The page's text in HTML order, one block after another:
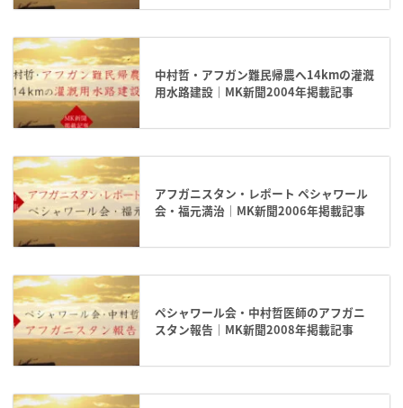
中村哲・アフガン難民帰農へ14kmの灌漑
用水路建設｜MK新聞2004年掲載記事
アフガニスタン・レポート ペシャワール
会・福元満治｜MK新聞2006年掲載記事
ペシャワール会・中村哲医師のアフガニ
スタン報告｜MK新聞2008年掲載記事